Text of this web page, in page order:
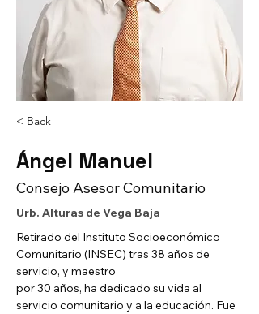
< Back
Ángel Manuel
Consejo Asesor Comunitario
Urb. Alturas de Vega Baja
Retirado del Instituto Socioeconómico
Comunitario (INSEC) tras 38 años de
servicio, y maestro
por 30 años, ha dedicado su vida al
servicio comunitario y a la educación. Fue